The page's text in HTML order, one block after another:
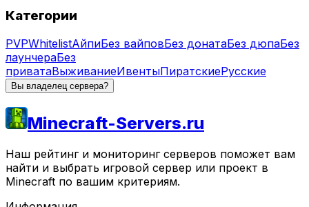
Категории
PVPWhitelistАйпиБез вайповБез донатаБез дюпаБез
лаунчераБез
приватаВыживаниеИвентыПиратскиеРусские
Вы владелец сервера?
Minecraft-Servers.ru
Наш рейтинг и мониторинг серверов поможет вам
найти и выбрать игровой сервер или проект в
Minecraft по вашим критериям.